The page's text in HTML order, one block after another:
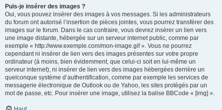
Puis-je insérer des images ?
Oui, vous pouvez insérer des images à vos messages. Si les administrateurs
du forum ont autorisé l’insertion de pièces jointes, vous pourrez transférer des
images sur le forum. Dans le cas contraire, vous devrez insérer un lien vers
une image distante, hébergée sur un serveur internet public, comme par
exemple « http://www.exemple.com/mon-image.gif ». Vous ne pourrez
cependant ni insérer de lien vers des images présentes sur votre propre
ordinateur (à moins, bien évidemment, que celui-ci soit en lui-même un
serveur internet), ni insérer de lien vers des images hébergées derrière un
quelconque système d’authentification, comme par exemple les services de
messagerie électronique de Outlook ou de Yahoo, les sites protégés par un
mot de passe, etc. Pour insérer une image, utilisez la balise BBCode « [img] ».